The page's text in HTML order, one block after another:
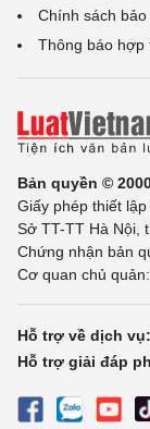
Chính sách
Thông báo hợp
Bản quyền ©
Giấy phép thiết
Sở TT-TT Hà Nội,
Chứng nhận bản
Cơ quan chủ
Hỗ trợ về dịch vụ:
Hỗ trợ giải đáp